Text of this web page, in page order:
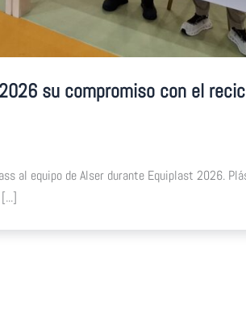
su compromiso con el
al equipo de Alser durante Equiplast 2026.